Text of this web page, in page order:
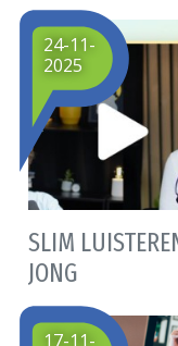
SLIM
JONG
24-11-
2025
17-11-